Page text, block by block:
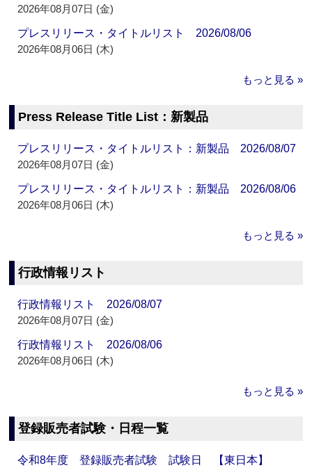
2026年08月07日 (金)
プレスリリース・タイトルリスト 2026/08/06
2026年08月06日 (木)
もっと見る »
Press Release Title List：新製品
プレスリリース・タイトルリスト：新製品 2026/08/07
2026年08月07日 (金)
プレスリリース・タイトルリスト：新製品 2026/08/06
2026年08月06日 (木)
もっと見る »
行政情報リスト
行政情報リスト 2026/08/07
2026年08月07日 (金)
行政情報リスト 2026/08/06
2026年08月06日 (木)
もっと見る »
登録販売者試験・日程一覧
令和8年度 登録販売者試験 試験日 【東日本】